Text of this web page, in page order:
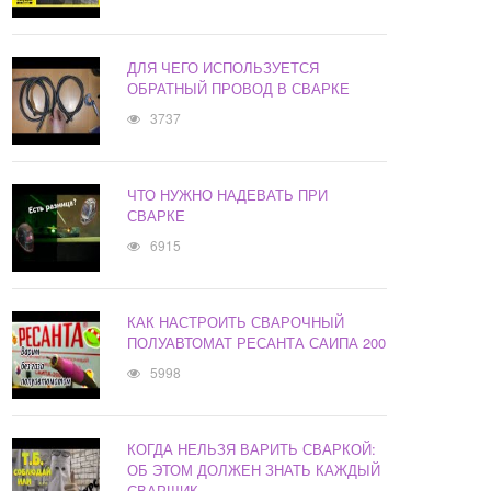
ДЛЯ ЧЕГО ИСПОЛЬЗУЕТСЯ
ОБРАТНЫЙ ПРОВОД В СВАРКЕ
3737
ЧТО НУЖНО НАДЕВАТЬ ПРИ
СВАРКЕ
6915
КАК НАСТРОИТЬ СВАРОЧНЫЙ
ПОЛУАВТОМАТ РЕСАНТА САИПА 200
5998
КОГДА НЕЛЬЗЯ ВАРИТЬ СВАРКОЙ:
ОБ ЭТОМ ДОЛЖЕН ЗНАТЬ КАЖДЫЙ